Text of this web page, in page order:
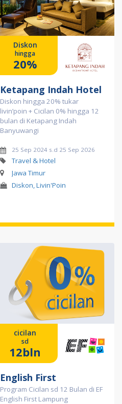
Diskon
hingga
20%
Ketapang Indah Hotel
Diskon hingga 20% tukar
livin’poin + Cicilan 0% hingga 12
bulan di Ketapang Indah
Banyuwangi
25 Sep 2024 s.d 25 Sep 2026
Travel & Hotel
Jawa Timur
Diskon, Livin'Poin
cicilan
sd
12bln
English First
Program Cicilan sd 12 Bulan di EF
English First Lampung